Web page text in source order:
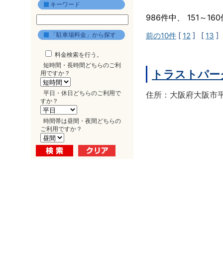
キーワード
「駐車場料金」から探す
料金検索を行う。
短時間・長時間どちらのご利
用ですか？
平日・休日どちらのご利用で
すか？
時間帯は昼間・夜間どちらの
ご利用ですか？
986件中、 151～
前の10件 [ 12 ] [ 13 ]
トラストパ
住所：大阪府大阪市